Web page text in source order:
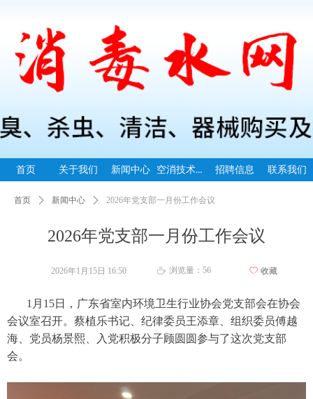
首页 关于我们 新闻中心 空消技术指导 招聘信息 联系我们
2026年党支部一月份工作会议
首页 ꄲ 新闻中心 ꄲ 2026年党支部一月份工作会议
1月15日，广东省室内环境卫生行业协会党支部会在协会
会议室召开。蔡植乐书记、纪律委员王添章、组织委员傅越
海、党员杨景熙、入党积极分子顾圆圆参与了这次党支部
会。
2026年1月15日 16:50 ꄘ 浏览量： 56 ꄀ 收藏